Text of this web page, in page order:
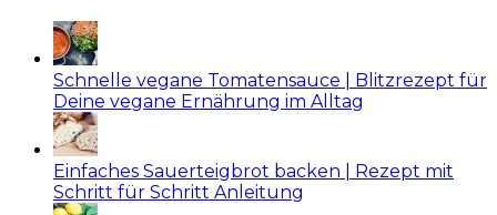
Schnelle vegane Tomatensauce | Blitzrezept für
Deine vegane Ernährung im Alltag
Einfaches Sauerteigbrot backen | Rezept mit
Schritt für Schritt Anleitung